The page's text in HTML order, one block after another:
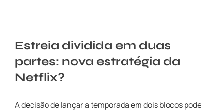
Estreia dividida em duas
partes: nova estratégia da
Netflix?
A decisão de lançar a temporada em dois blocos pode